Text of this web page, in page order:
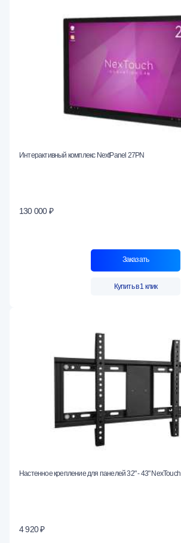
Интерактивный комплекс NextPanel 27PN
130 000 ₽
Заказать
Купить в 1 клик
Настенное крепление для панелей 32" - 43" NexTouch
4 920 ₽